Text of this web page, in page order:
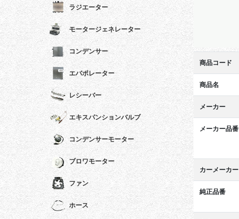
商品コード
商品名
メーカー
メーカー品番
カーメーカー
純正品番
ラジエーター
モータージェネレーター
コンデンサー
エバポレーター
レシーバー
エキスパンションバルブ
コンデンサーモーター
ブロワモーター
ファン
ホース